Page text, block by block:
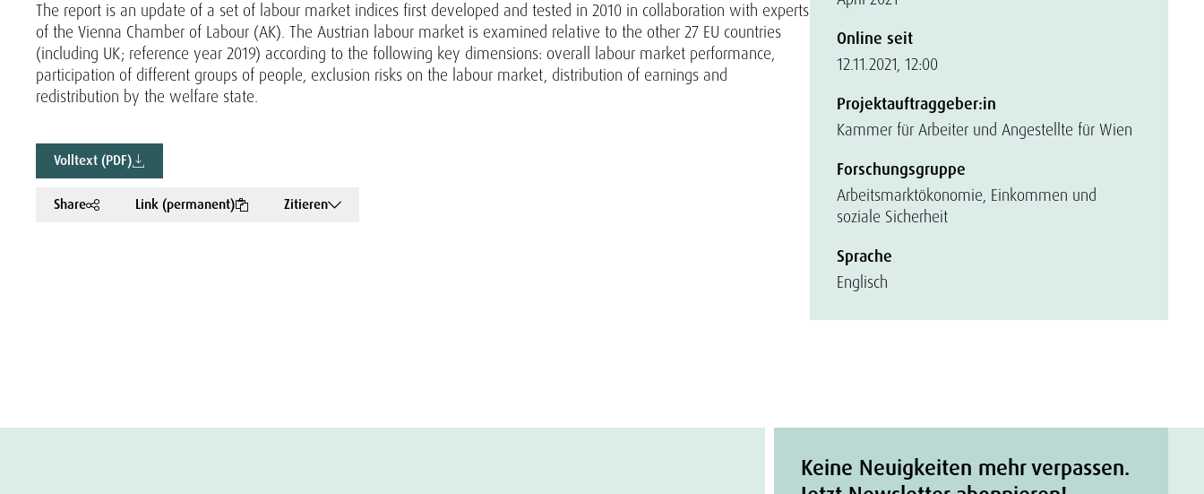
The report is an update of a set of labour market indices first developed and tested in 2010 in collaboration with experts
of the Vienna Chamber of Labour (AK). The Austrian labour market is examined relative to the other 27 EU countries
(including UK; reference year 2019) according to the following key dimensions: overall labour market performance,
participation of different groups of people, exclusion risks on the labour market, distribution of earnings and
redistribution by the welfare state.
Volltext (PDF)
Share Link (permanent) Zitieren
Online seit
12.11.2021, 12:00
Projektauftraggeber:in
Kammer für Arbeiter und Angestellte für Wien
Forschungsgruppe
Arbeitsmarktökonomie, Einkommen und
soziale Sicherheit
Sprache
Englisch
Keine Neuigkeiten mehr verpassen.